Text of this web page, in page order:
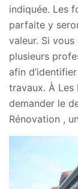
indiquée. Les
parfaite y
valeur. Si
plusieurs
afin
travaux. À Les
demander le
Rénovation ,